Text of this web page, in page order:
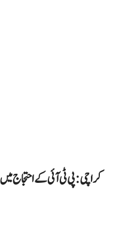
کراچی: پی ٹی آئی کے احتجاج